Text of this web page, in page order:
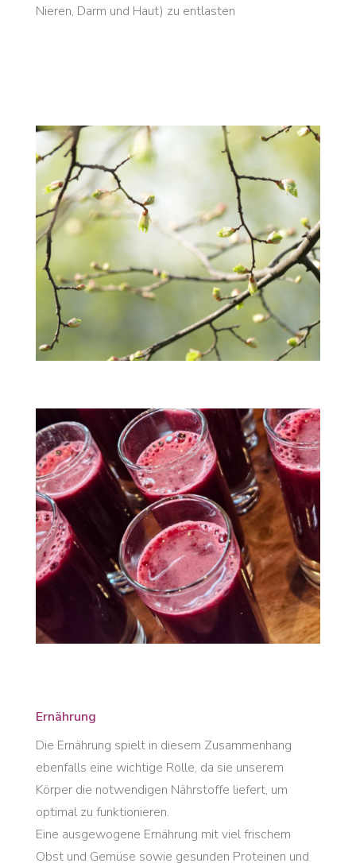
Nieren, Darm und Haut) zu entlasten
Ernährung
Die Ernährung spielt in diesem Zusammenhang
ebenfalls eine wichtige Rolle, da sie unserem
Körper die notwendigen Nährstoffe liefert, um
optimal zu funktionieren.
Eine ausgewogene Ernährung mit viel frischem
Obst und Gemüse sowie gesunden Proteinen und